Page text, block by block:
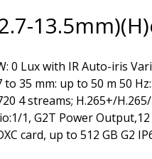
0 Lux with IR Auto-iris
35 mm: up to 50 m 50
4 streams; H.265+/
1, G2T Power Output,12
card, up to 512 GB G2